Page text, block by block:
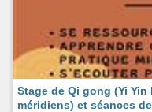
Stage de Qi gong (Yi Yin
méridiens) et séances